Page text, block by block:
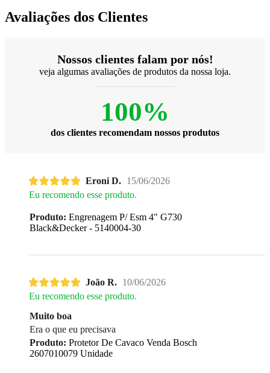
Avaliações dos Clientes
Nossos clientes falam por nós!
veja algumas avaliações de produtos da nossa loja.
100%
dos clientes recomendam nossos produtos
Eroni D. 15/06/2026
Eu recomendo esse produto.
Produto: Engrenagem P/ Esm 4" G730
Black&Decker - 5140004-30
João R. 10/06/2026
Eu recomendo esse produto.
Muito boa
Era o que eu precisava
Produto: Protetor De Cavaco Venda Bosch
2607010079 Unidade